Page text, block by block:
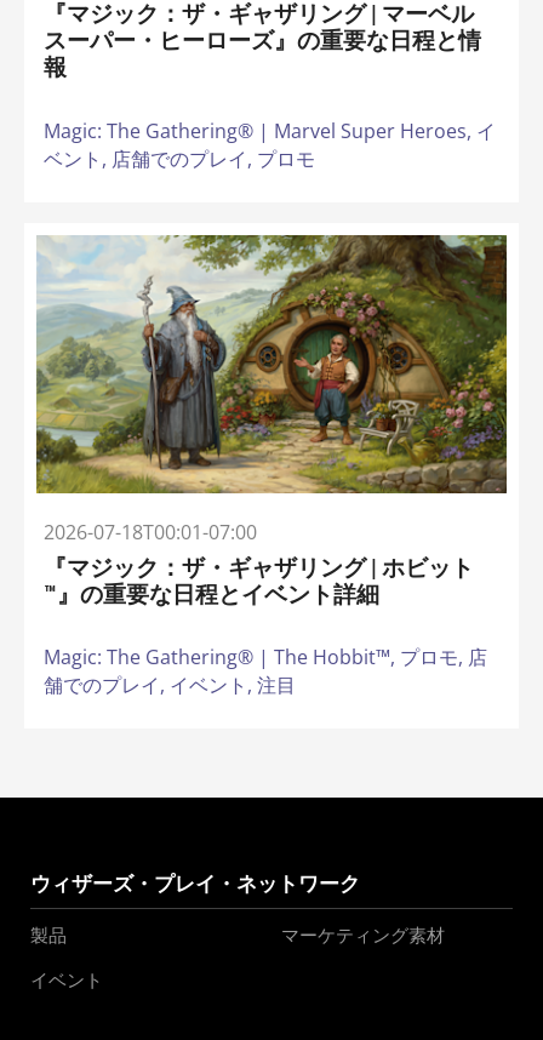
『マジック：ザ・ギャザリング | マーベル
スーパー・ヒーローズ』の重要な日程と情
報
Magic: The Gathering® | Marvel Super Heroes, イ
ベント, 店舗でのプレイ, プロモ
2026-07-18T00:01-07:00
『マジック：ザ・ギャザリング | ホビット
™』の重要な日程とイベント詳細
Magic: The Gathering® | The Hobbit™, プロモ, 店
舗でのプレイ, イベント, 注目
ウィザーズ・プレイ・ネットワーク
製品
マーケティング素材
イベント